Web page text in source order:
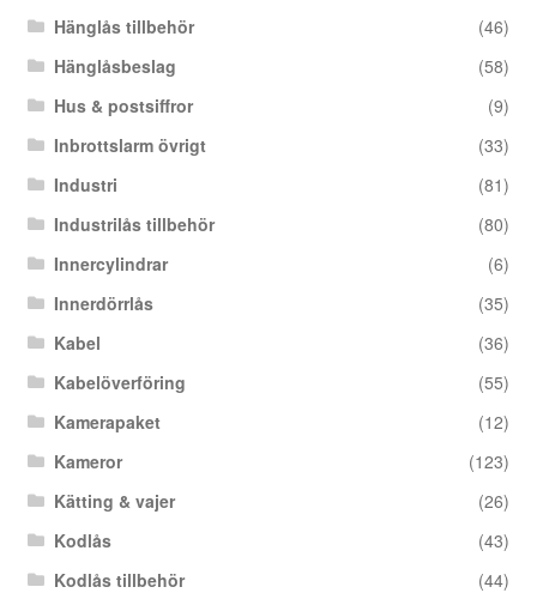
Hänglås tillbehör
(46)
Hänglåsbeslag
(58)
Hus & postsiffror
(9)
Inbrottslarm övrigt
(33)
Industri
(81)
Industrilås tillbehör
(80)
Innercylindrar
(6)
Innerdörrlås
(35)
Kabel
(36)
Kabelöverföring
(55)
Kamerapaket
(12)
Kameror
(123)
Kätting & vajer
(26)
Kodlås
(43)
Kodlås tillbehör
(44)